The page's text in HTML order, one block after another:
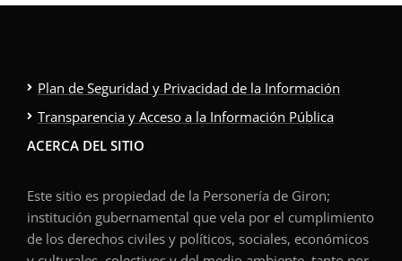
Plan de Seguridad y Privacidad de la Información
Transparencia y Acceso a la Información Pública
ACERCA DEL SITIO
Este sitio es propiedad de la Personería de Giron;
institución gubernamental que vela por el cumplimiento
de los derechos civiles y políticos, sociales, económicos